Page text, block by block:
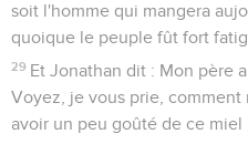
soit l'homme qui mangera
quoique le peuple fût fort
29 Et Jonathan dit : Mon père
Voyez, je vous prie, comment
avoir un peu goûté de ce miel